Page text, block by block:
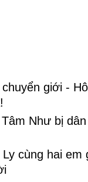
chuyển giới -
Như bị
Ly cùng hai em